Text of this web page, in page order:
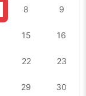
8 9
15 16
22 23
29 30